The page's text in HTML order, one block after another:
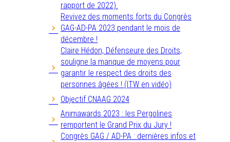
rapport de 2022).
Revivez des moments forts du Congrès
GAG-AD-PA 2023 pendant le mois de
décembre !
Claire Hédon, Défenseure des Droits,
souligne la manque de moyens pour
garantir le respect des droits des
personnes âgées ! (ITW en vidéo)
Objectif CNAAG 2024
Animawards 2023 : les Pergolines
remportent le Grand Prix du Jury !
Congrès GAG / AD-PA : dernières infos et